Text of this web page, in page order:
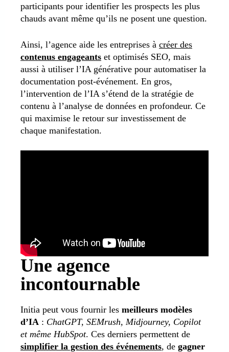
participants pour identifier les prospects les plus
chauds avant même qu’ils ne posent une question.
Ainsi, l’agence aide les entreprises à créer des
contenus engageants et optimisés SEO, mais
aussi à utiliser l’IA générative pour automatiser la
documentation post-événement. En gros,
l’intervention de l’IA s’étend de la stratégie de
contenu à l’analyse de données en profondeur. Ce
qui maximise le retour sur investissement de
chaque manifestation.
Une agence
incontournable
Initia peut vous fournir les meilleurs modèles
d’IA : ChatGPT, SEMrush, Midjourney, Copilot
et même HubSpot. Ces derniers permettent de
simplifier la gestion des événements, de gagner